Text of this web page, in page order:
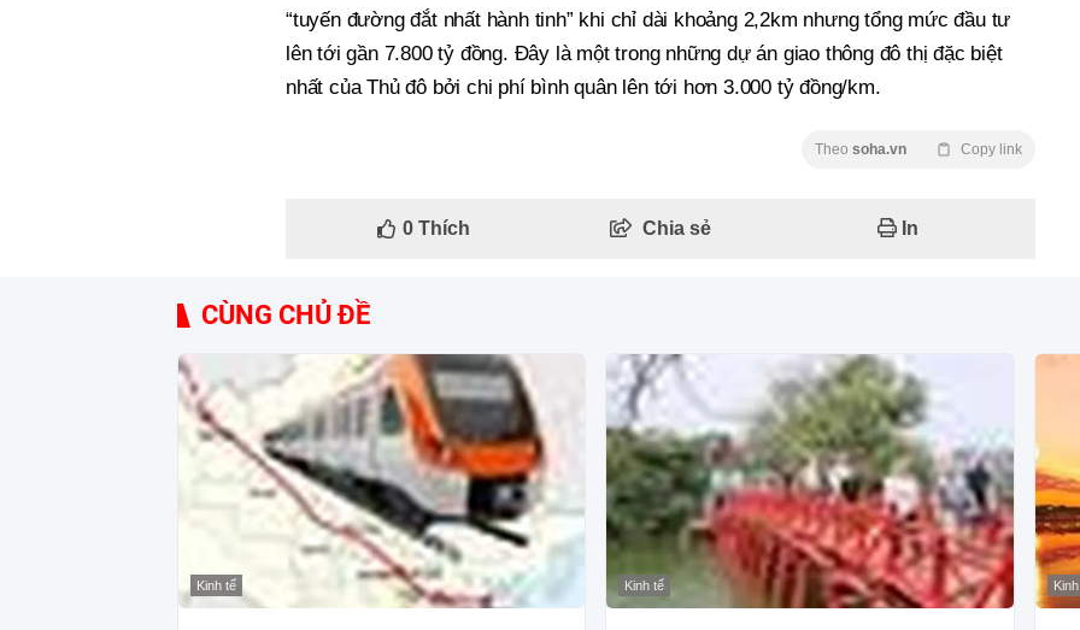
“tuyến đường đắt nhất hành tinh” khi chỉ dài khoảng 2,2km nhưng tổng mức đầu tư
lên tới gần 7.800 tỷ đồng. Đây là một trong những dự án giao thông đô thị đặc biệt
nhất của Thủ đô bởi chi phí bình quân lên tới hơn 3.000 tỷ đồng/km.
Theo soha.vn Copy link
0Thích Chia sẻ In
CÙNG CHỦ ĐỀ
Kinh tế Kinh tế